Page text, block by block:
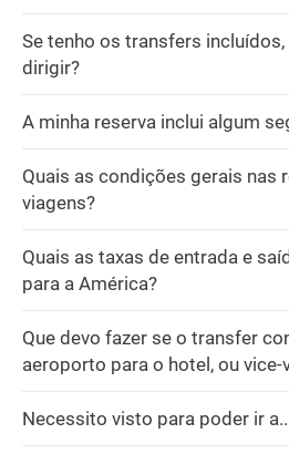
Se tenho os transfers
dirigir?
A minha reserva inclui algum
Quais as condições gerais nas
viagens?
Quais as taxas de entrada e
para a América?
Que devo fazer se o transfer
aeroporto para o hotel, ou vice-
Necessito visto para poder ir